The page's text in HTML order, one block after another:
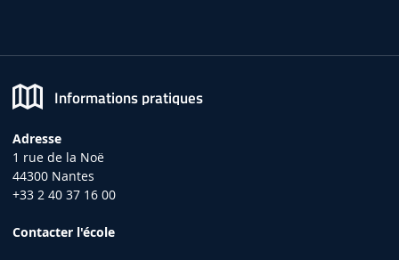
Informations pratiques
Adresse
1 rue de la Noë
44300 Nantes
+33 2 40 37 16 00
Contacter l'école